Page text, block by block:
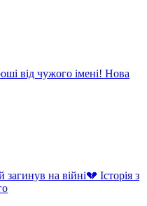
від чужого імені! Нова
на війні💔 Історія з